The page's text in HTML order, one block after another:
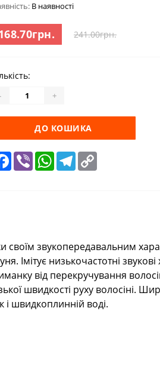
В наявності
241.00грн.
+
ДО КОШИКА
Facebook
Viber WhatsApp
Telegram
своїм звукопередавальним
Імітує низькочастотні
від перекручування
швидкості руху волосіні.
швидкоплинній воді.